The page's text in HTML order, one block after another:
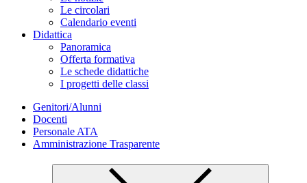
Le circolari
Calendario eventi
Didattica
Panoramica
Offerta formativa
Le schede didattiche
I progetti delle classi
Genitori/Alunni
Docenti
Personale ATA
Amministrazione Trasparente